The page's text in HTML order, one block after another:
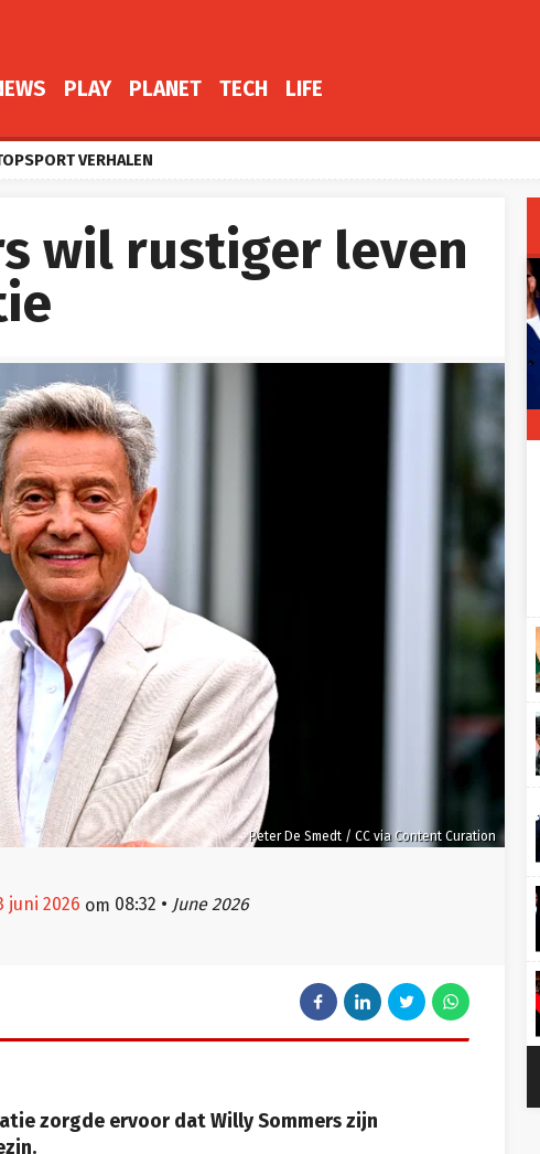
PLAY PLANET TECH LIFE
VERHALEN
wil rustiger leven
Peter De Smedt / CC via Content Curation
juni 2026 om 08:32 • June 2026
zorgde ervoor dat Willy Sommers zijn